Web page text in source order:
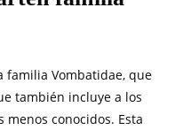
familia Vombatidae, que
también incluye a los
menos conocidos. Esta